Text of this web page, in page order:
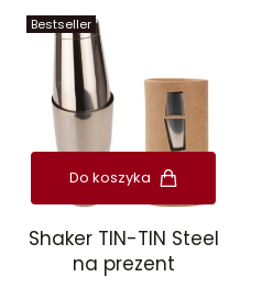
Bestseller
Do koszyka
Shaker TIN-TIN Steel
na prezent